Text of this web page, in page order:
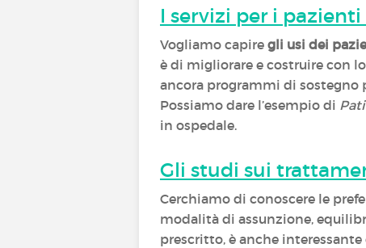
I servizi per i pazienti
Vogliamo capire gli usi dei
è di migliorare e costruire con
ancora programmi di sostegno
Possiamo dare l’esempio di
in ospedale.
Gli studi sui
Cerchiamo di conoscere le
modalità di assunzione,
prescritto, è anche